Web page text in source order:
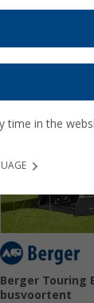
dan gewoon
Berger Touring
busvoortent
time in the